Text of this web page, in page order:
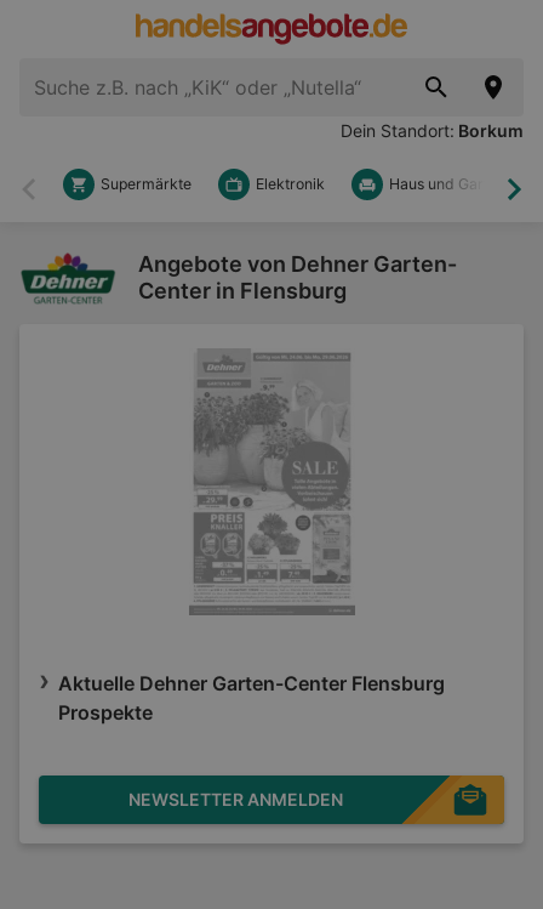
Dein Standort: Borkum
Zurück
Supermärkte Elektronik Haus und Garten
Angebote von Dehner Garten-
Center in Flensburg
Aktuelle Dehner Garten-Center Flensburg
Prospekte
NEWSLETTER ANMELDEN